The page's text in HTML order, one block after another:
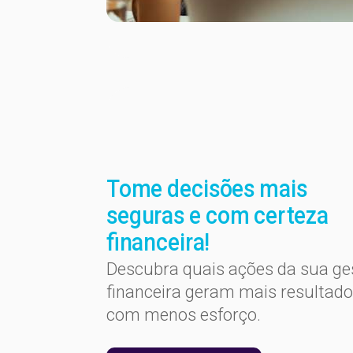
Tome decisões mais
seguras e com certeza
financeira!
Descubra quais ações da sua
financeira geram mais resultado
com menos esforço.